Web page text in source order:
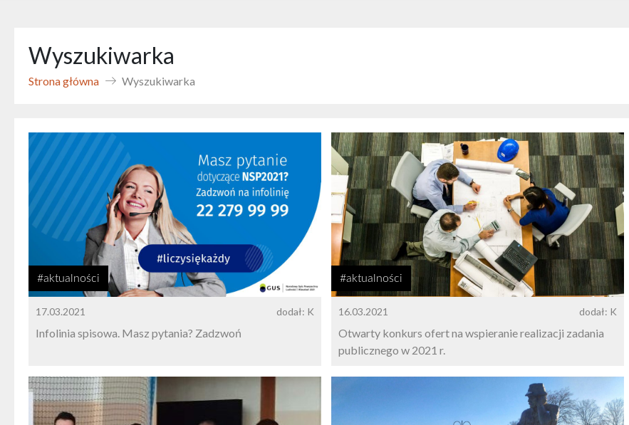
Wyszukiwarka
Strona główna Wyszukiwarka
#aktualności
17.03.2021 dodał: K
Infolinia spisowa. Masz pytania? Zadzwoń
#aktualności
16.03.2021 dodał: K
Otwarty konkurs ofert na wspieranie realizacji zadania
publicznego w 2021 r.